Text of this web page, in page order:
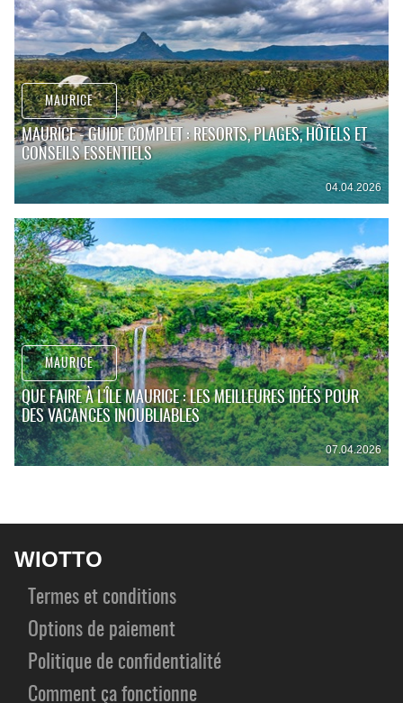
MAURICE
MAURICE - GUIDE COMPLET : RESORTS, PLAGES, HÔTELS ET
CONSEILS ESSENTIELS
04.04.2026
MAURICE
QUE FAIRE À L'ÎLE MAURICE : LES MEILLEURES IDÉES POUR
DES VACANCES INOUBLIABLES
07.04.2026
WIOTTO
Termes et conditions
Options de paiement
Politique de confidentialité
Comment ça fonctionne